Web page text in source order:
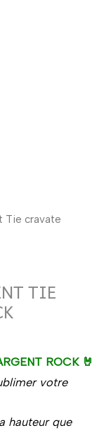
Tie cravate
TIE
ROCK 🤘
votre
hauteur que